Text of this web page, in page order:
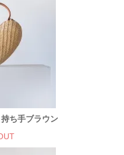
ち手ブラウン